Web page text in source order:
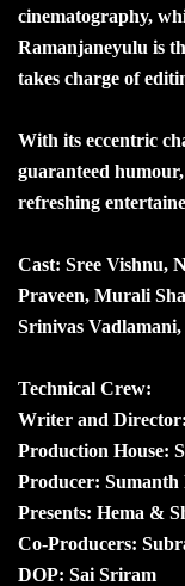
cinematography,
Ramanjaneyulu is
takes charge of
With its eccentric
guaranteed
refreshing
Cast: Sree Vishnu,
Praveen, Murali
Srinivas
Technical Crew:
Writer and
Production House:
Producer: Sumanth
Presents: Hema &
Co-Producers:
DOP: Sai Sriram